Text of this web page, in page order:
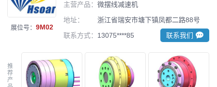
展位号： 9M02
主营产品：微摆线减速机
地址：
浙江省瑞安市塘下镇凤都二路88号
联系方式： 13075****85 联系我们
推
荐
产